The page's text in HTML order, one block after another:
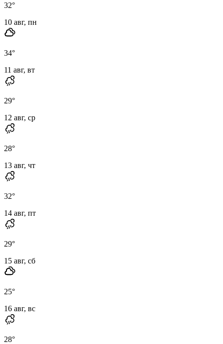
32°
10 авг, пн
34°
11 авг, вт
29°
12 авг, ср
28°
13 авг, чт
32°
14 авг, пт
29°
15 авг, сб
25°
16 авг, вс
28°